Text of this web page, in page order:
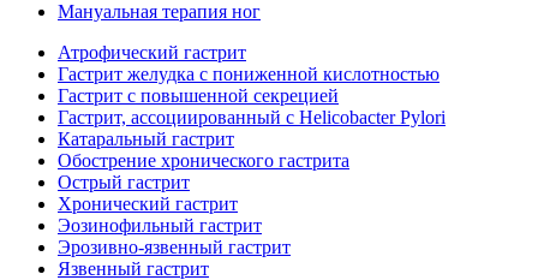
Мануальная терапия ног
Атрофический гастрит
Гастрит желудка с пониженной кислотностью
Гастрит с повышенной секрецией
Гастрит, ассоциированный с Helicobacter Pylori
Катаральный гастрит
Обострение хронического гастрита
Острый гастрит
Хронический гастрит
Эозинофильный гастрит
Эрозивно-язвенный гастрит
Язвенный гастрит